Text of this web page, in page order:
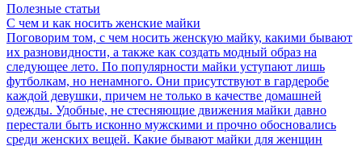
Полезные статьи
С чем и как носить женские майки
Поговорим том, с чем носить женскую майку, какими бывают
их разновидности, а также как создать модный образ на
следующее лето. По популярности майки уступают лишь
футболкам, но ненамного. Они присутствуют в гардеробе
каждой девушки, причем не только в качестве домашней
одежды. Удобные, не стесняющие движения майки давно
перестали быть исконно мужскими и прочно обосновались
среди женских вещей. Какие бывают майки для женщин